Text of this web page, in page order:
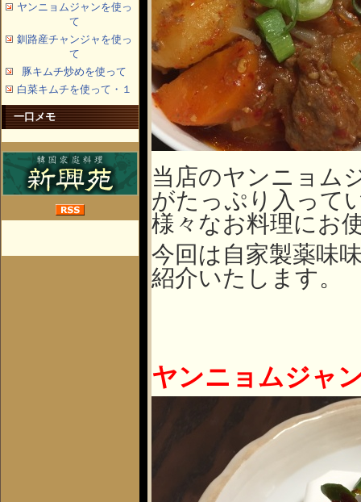
ヤンニョムジャンを使っ
て
釧路産チャンジャを使っ
て
豚キムチ炒めを使って
白菜キムチを使って・１
一口メモ
当店のヤンニョム
がたっぷり入って
様々なお料理にお
今回は自家製薬味
紹介いたします。
ヤンニョムジャ